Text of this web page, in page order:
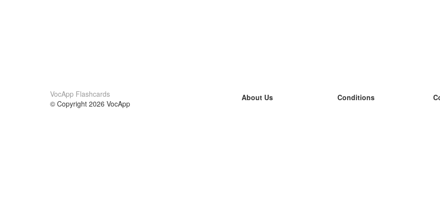
VocApp Flashcards
© Copyright 2026 VocApp
About Us
Conditions